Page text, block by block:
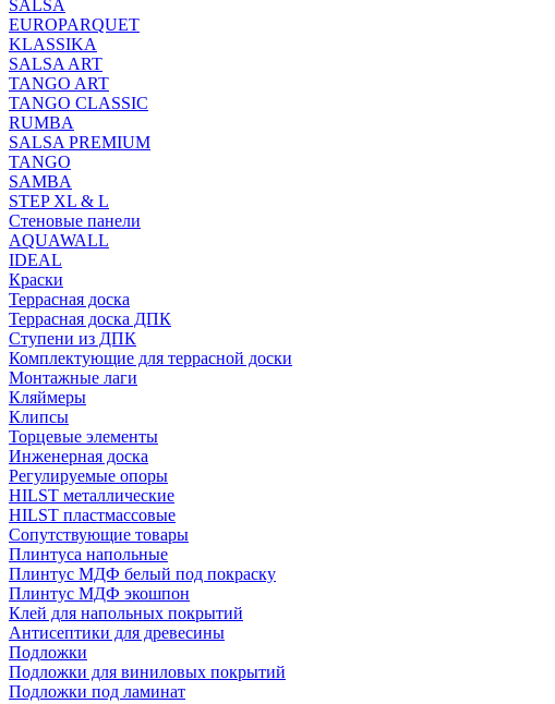
SALSA
EUROPARQUET
KLASSIKA
SALSA ART
TANGO ART
TANGO CLASSIC
RUMBA
SALSA PREMIUM
TANGO
SAMBA
STEP XL & L
Стеновые панели
AQUAWALL
IDEAL
Краски
Террасная доска
Террасная доска ДПК
Ступени из ДПК
Комплектующие для террасной доски
Монтажные лаги
Кляймеры
Клипсы
Торцевые элементы
Инженерная доска
Регулируемые опоры
HILST металлические
HILST пластмассовые
Сопутствующие товары
Плинтуса напольные
Плинтус МДФ белый под покраску
Плинтус МДФ экошпон
Клей для напольных покрытий
Антисептики для древесины
Подложки
Подложки для виниловых покрытий
Подложки под ламинат